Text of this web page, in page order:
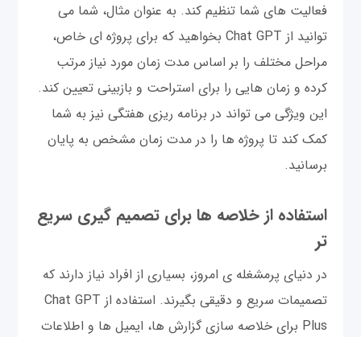
فعالیت های شما تنظیم کند. به عنوان مثال، شما می
توانید از Chat GPT بخواهید که برای پروژه ای خاص،
مراحل مختلف را بر اساس مدت زمان مورد نیاز مرتب
کرده و زمان هایی را برای استراحت و بازبینی تعیین کند.
این ویژگی می تواند در برنامه ریزی هفتگی نیز به شما
کمک کند تا پروژه ها را در مدت زمان مشخص به پایان
برسانید.
استفاده از خلاصه ها برای تصمیم گیری سریع
تر
در دنیای پرمشغله ی امروز، بسیاری از افراد نیاز دارند که
تصمیمات سریع و دقیقی بگیرند. استفاده از Chat GPT
Plus برای خلاصه سازی گزارش ها، ایمیل ها و اطلاعات